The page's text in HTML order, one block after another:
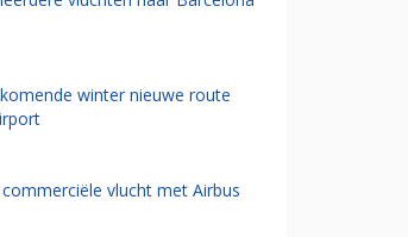
winter nieuwe route
vlucht met Airbus